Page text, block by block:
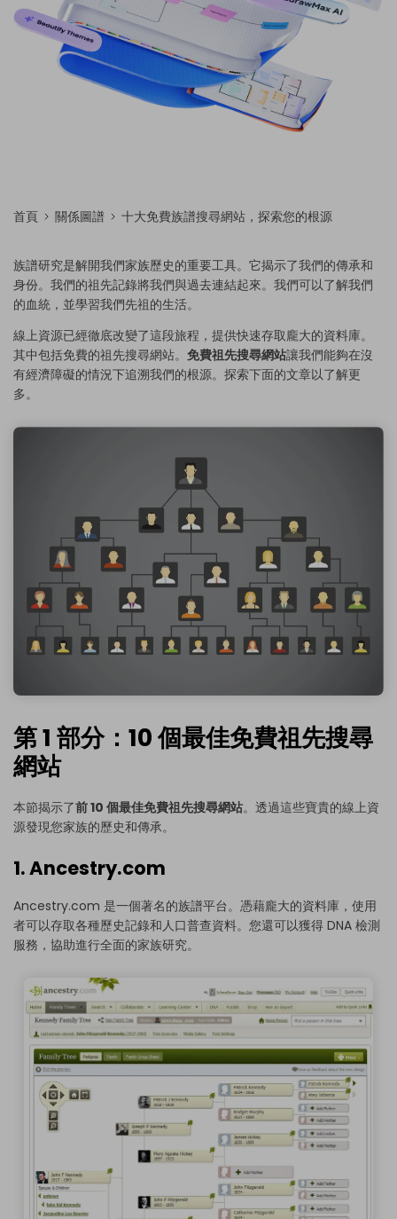
首頁 關係圖譜 十大免費族譜搜尋網站，探索您的根源
族譜研究是解開我們家族歷史的重要工具。它揭示了我們的傳承和
身份。我們的祖先記錄將我們與過去連結起來。我們可以了解我們
的血統，並學習我們先祖的生活。
線上資源已經徹底改變了這段旅程，提供快速存取龐大的資料庫。
其中包括免費的祖先搜尋網站。 免費祖先搜尋網站讓我們能夠在沒
有經濟障礙的情況下追溯我們的根源。探索下面的文章以了解更
多。
第 1 部分：10 個最佳免費祖先搜尋
網站
本節揭示了前 10 個最佳免費祖先搜尋網站。透過這些寶貴的線上資
源發現您家族的歷史和傳承。
1. Ancestry.com
Ancestry.com 是一個著名的族譜平台。憑藉龐大的資料庫，使用
者可以存取各種歷史記錄和人口普查資料。您還可以獲得 DNA 檢測
服務，協助進行全面的家族研究。